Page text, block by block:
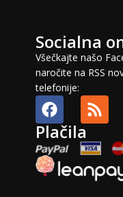
Socialna
Všečkajte našo
naročite na RSS
telefonije:
Plačila